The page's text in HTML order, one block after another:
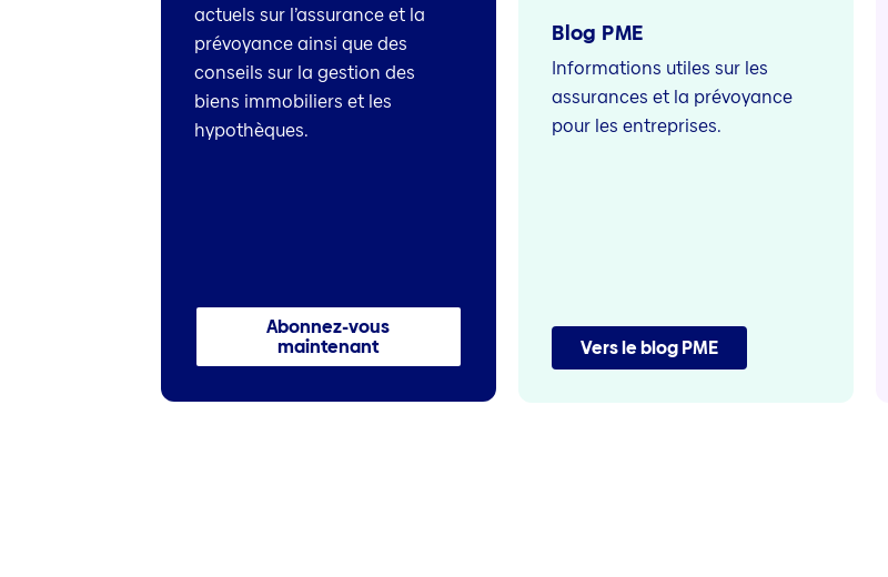
actuels sur l’assurance et la
prévoyance ainsi que des
conseils sur la gestion des
biens immobiliers et les
hypothèques.
Abonnez-vous
maintenant
Blog PME
Informations utiles sur les
assurances et la prévoyance
pour les entreprises.
Vers le blog PME